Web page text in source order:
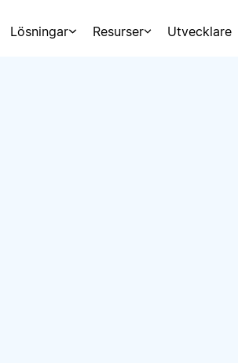
Lösningar Resurser Utvecklare